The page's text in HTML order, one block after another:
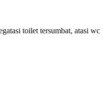
toilet tersumbat, atasi wc